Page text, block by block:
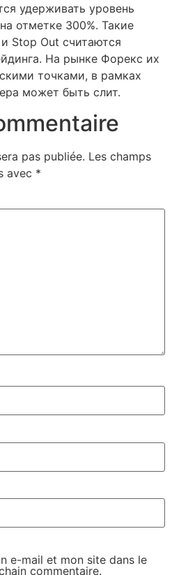
удерживать уровень
отметке 300%. Такие
Stop Out считаются
На рынке Форекс их
точками, в рамках
может быть слит.
pas publiée. Les champs
avec *
e-mail et mon site dans le
commentaire.